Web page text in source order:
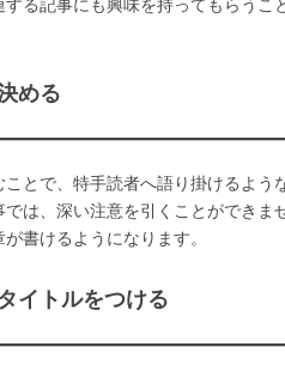
る記事にも興味を持ってもらうこ
める
とで、特手読者へ語り掛けるよう
は、深い注意を引くことができま
書けるようになります。
イトルをつける